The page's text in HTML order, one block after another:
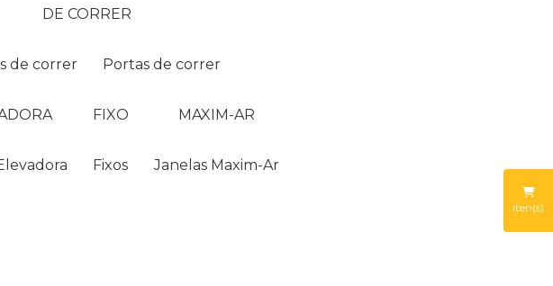
DE CORRER
de correr Portas de correr
FIXO
Fixos
MAXIM-AR
Janelas Maxim-Ar
iten(s)